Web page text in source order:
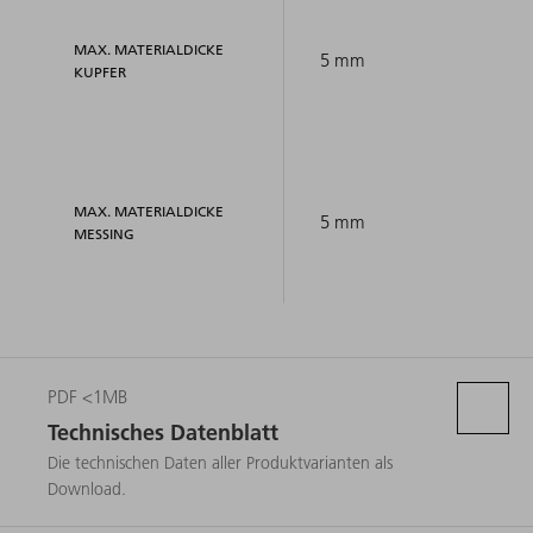
MAX. MATERIALDICKE
KUPFER
MAX. MATERIALDICKE
MESSING
5 mm
5 mm
PDF <1MB
Technisches Datenblatt
Die technischen Daten aller Produktvarianten als
Download.